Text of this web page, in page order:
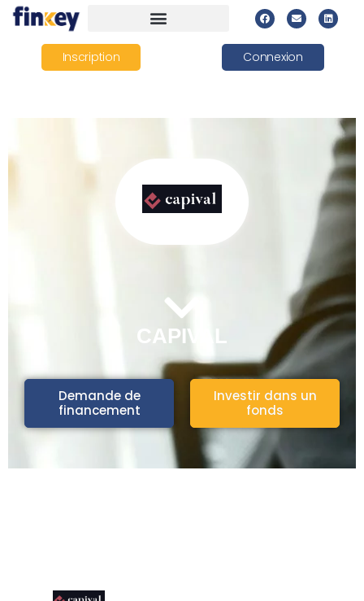
Inscription Connexion
CAPIVAL
Demande de
financement
Investir dans un
fonds